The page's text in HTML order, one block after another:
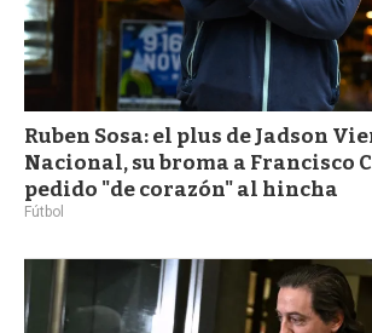
Ruben Sosa: el plus de Jadson
Nacional, su broma a Francisco
pedido "de corazón" al hincha
Fútbol